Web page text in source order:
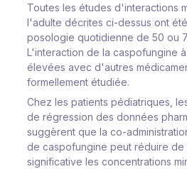
Toutes les études d'interactions
l'adulte décrites ci-dessus ont
posologie quotidienne de 50 ou
L'interaction de la caspofungine
élevées avec d'autres
formellement étudiée.
Chez les patients pédiatriques,
de régression des données
suggèrent que la co-
de caspofungine peut réduire de
significative les concentrations